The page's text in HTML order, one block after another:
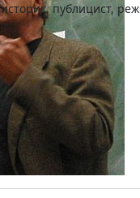
историк, публицист,